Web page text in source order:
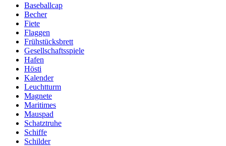
Baseballcap
Becher
Fiete
Flaggen
Frühstücksbrett
Gesellschaftsspiele
Hafen
Hösti
Kalender
Leuchtturm
Magnete
Maritimes
Mauspad
Schatztruhe
Schiffe
Schilder